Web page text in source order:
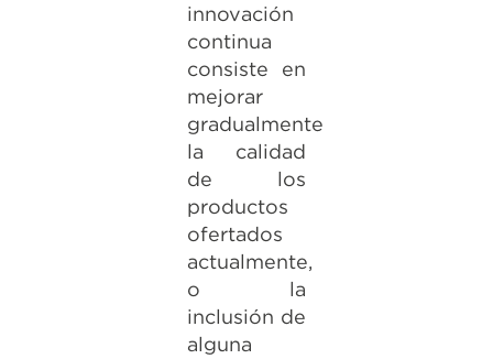
innovación
continua
consiste en
mejorar
gradualmente
la calidad
de los
productos
ofertados
actualmente,
o la
inclusión de
alguna